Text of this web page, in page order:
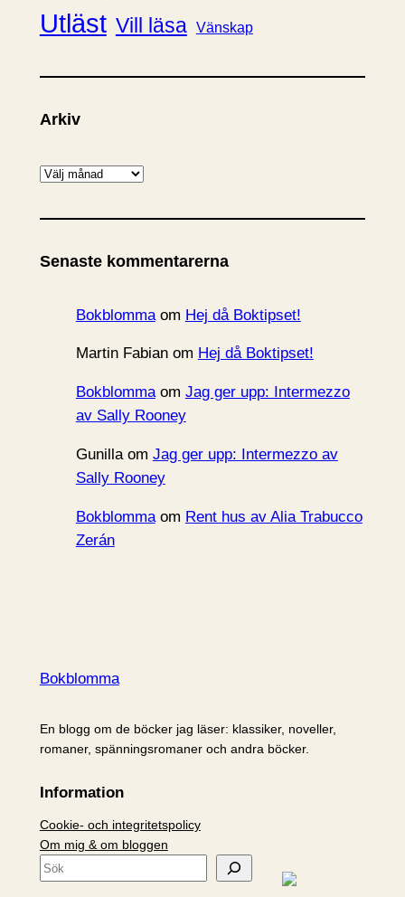
Utläst Vill läsa Vänskap
Arkiv
A
k
v
Senaste kommentarerna
Bokblommaom Hej då Boktipset!
Martin Fabianom Hej då Boktipset!
Bokblommaom Jag ger upp: Intermezzo
av Sally Rooney
Gunillaom Jag ger upp: Intermezzo av
Sally Rooney
Bokblommaom Rent hus av Alia Trabucco
Zerán
Bokblomma
En blogg om de böcker jag läser: klassiker, noveller,
romaner, spänningsromaner och andra böcker.
Information
Cookie- och integritetspolicy
Om mig & om bloggen
S